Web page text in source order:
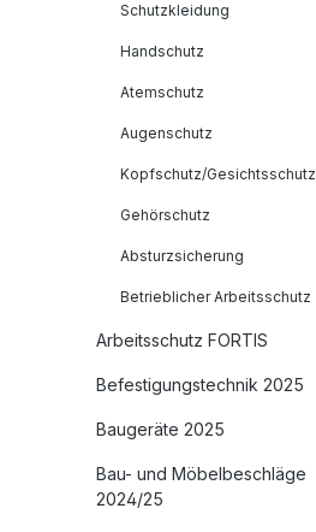
Schutzkleidung
Handschutz
Atemschutz
Augenschutz
Kopfschutz/Gesichtsschutz
Gehörschutz
Absturzsicherung
Betrieblicher Arbeitsschutz
Arbeitsschutz FORTIS
Befestigungstechnik 2025
Baugeräte 2025
Bau- und Möbelbeschläge
2024/25